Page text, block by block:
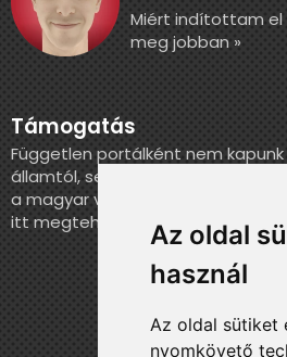
Az oldal
használ
Az oldal sütiket
nyomkövető
Miért indítottam el
meg jobban »
Támogatás
Független portálként nem
államtól, sem más szervezettől.
a magyar válogatott
itt megteheted.